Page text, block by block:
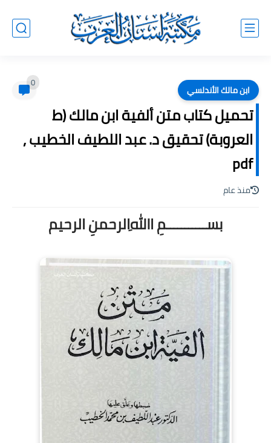
ابن مالك الأندلسي 0
تحميل كتاب متن ألفية ابن مالك (ط
العروبة) تحقيق د. عبد اللطيف الخطيب ,
pdf
منذ عام
بســـــــــــمِ اﷲِالرحمنِ الرحيم